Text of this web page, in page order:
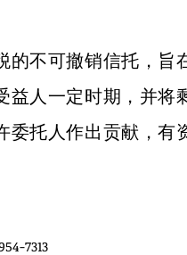
不可撤销信托，旨
益人一定时期，并将
委托人作出贡献，有
7313